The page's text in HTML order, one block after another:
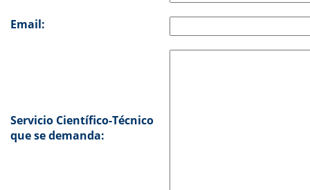
Email:
Servicio Científico-Técnico
que se demanda: